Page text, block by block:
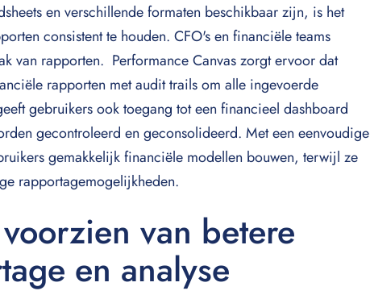
en verschillende formaten beschikbaar zijn, is het
consistent te houden. CFO's en financiële teams
van rapporten. Performance Canvas zorgt ervoor dat
rapporten met audit trails om alle ingevoerde
gebruikers ook toegang tot een financieel dashboard
gecontroleerd en geconsolideerd. Met een eenvoudige
gemakkelijk financiële modellen bouwen, terwijl ze
rapportagemogelijkheden.
van betere
en analyse